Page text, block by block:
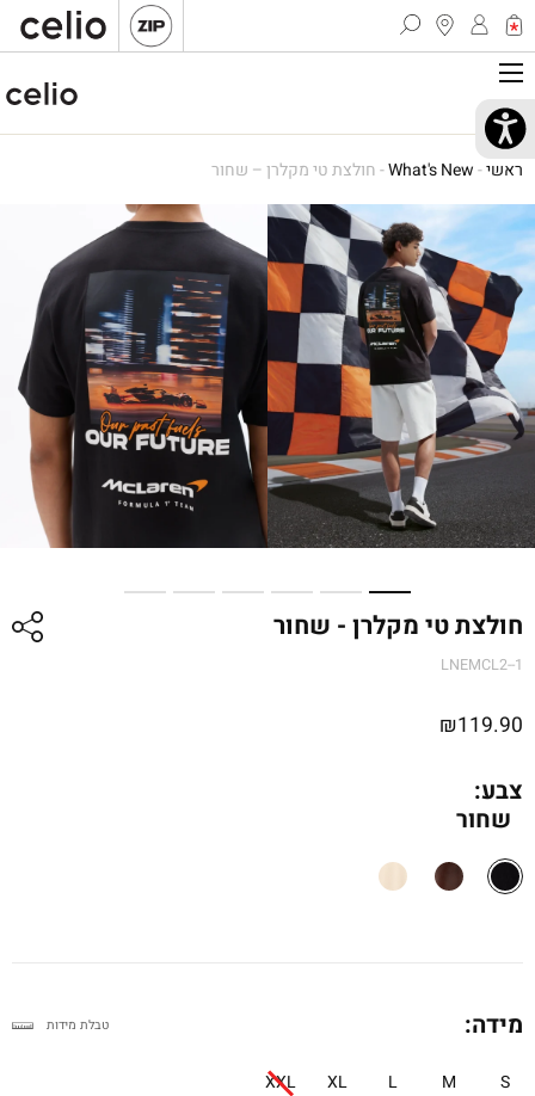
ראשי-
What's New
-חולצת טי מקלרן – שחור
חולצת טי מקלרן - שחור
LNEMCL2--1
₪119.90
צבע:
שחור
מידה:
S
M
L
XL
XXL
טבלת מידות